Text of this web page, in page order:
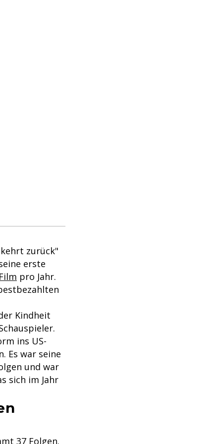
zurück"
erste
Film pro Jahr.
Kindheit
ins US-
Es war seine
und war
sich im Jahr
37 Folgen.